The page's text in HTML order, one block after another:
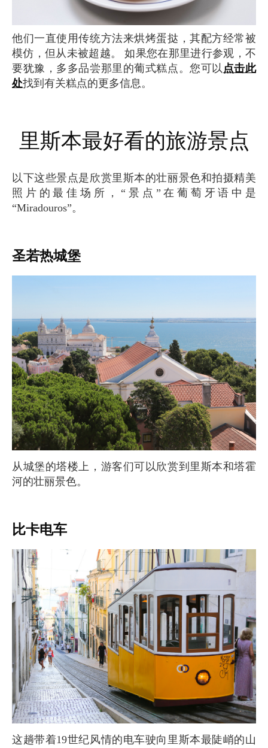
他们一直使用传统方法来烘烤蛋挞，其配方经常被
模仿，但从未被超越。 如果您在那里进行参观，不
要犹豫，多多品尝那里的葡式糕点。您可以 点击此
处找到有关糕点的更多信息。
里斯本最好看的旅游景点
以下这些景点是欣赏里斯本的壮丽景色和拍摄精美
照片的最佳场所，“景点”在葡萄牙语中是
“Miradouros”。
圣若热城堡
从城堡的塔楼上，游客们可以欣赏到里斯本和塔霍
河的壮丽景色。
比卡电车
这趟带着19世纪风情的电车驶向里斯本最陡峭的山